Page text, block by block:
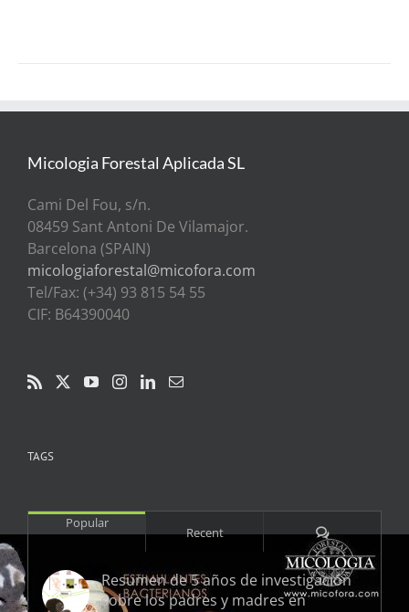
Micologia Forestal Aplicada SL
Cami Del Fou, s/n.
08459 Sant Antoni De Vilamajor.
Barcelona (SPAIN)
micologiaforestal@micofora.com
Tel/Fax: (+34) 93 815 54 55
CIF: B64390040
TAGS
Popular
Recent Comments
Resumen de 5 años de investigación
sobre los padres y madres en